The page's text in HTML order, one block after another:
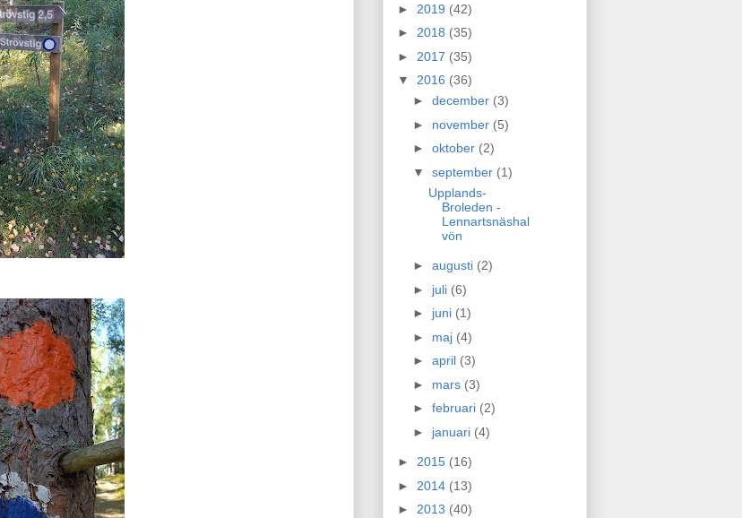
► 2019 (42)
► 2018 (35)
► 2017 (35)
▼ 2016 (36)
► december (3)
► november (5)
► oktober (2)
▼ september (1)
Upplands-
Broleden -
Lennartsnäshal
vön
► augusti (2)
► juli (6)
► juni (1)
► maj (4)
► april (3)
► mars (3)
► februari (2)
► januari (4)
► 2015 (16)
► 2014 (13)
► 2013 (40)